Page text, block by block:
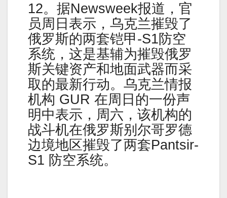
12。据Newsweek报道，官
员周日表示，乌克兰摧毁了
俄罗斯的两套铠甲-S1防空
系统，这是基辅为摧毁俄罗
斯关键资产和地面武器而采
取的最新行动。乌克兰情报
机构 GUR 在周日的一份声
明中表示，周六，该机构的
战斗机在俄罗斯别尔哥罗德
边境地区摧毁了两套Pantsir-
S1 防空系统。